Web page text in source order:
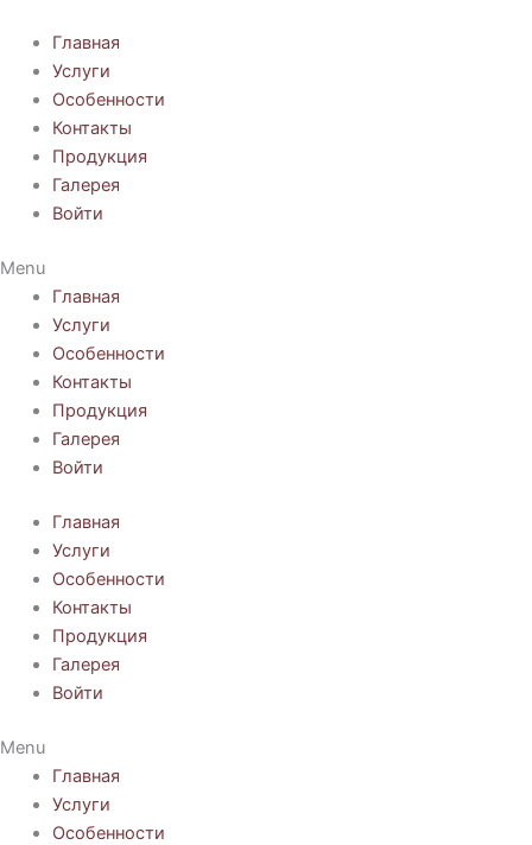
содержимому
Главная
Услуги
Особенности
Контакты
Продукция
Галерея
Войти
Menu
Главная
Услуги
Особенности
Контакты
Продукция
Галерея
Войти
Главная
Услуги
Особенности
Контакты
Продукция
Галерея
Войти
Menu
Главная
Услуги
Особенности